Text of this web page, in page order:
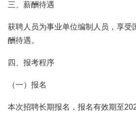
三、薪酬待遇
获聘人员为事业单位编制人员，享受
酬待遇。
四、报考程序
（一）报名
本次招聘长期报名，报名有效期至